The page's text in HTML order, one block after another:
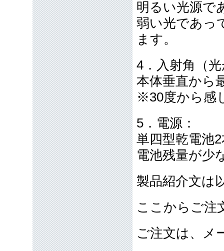
明るい光源で
弱い光であっ
ます。
4．入射角（
本体垂直から
※30度から感
5．電源：
単四型乾電池
電池残量が少
製品紹介文は
ここからご注
ご注文は、メ